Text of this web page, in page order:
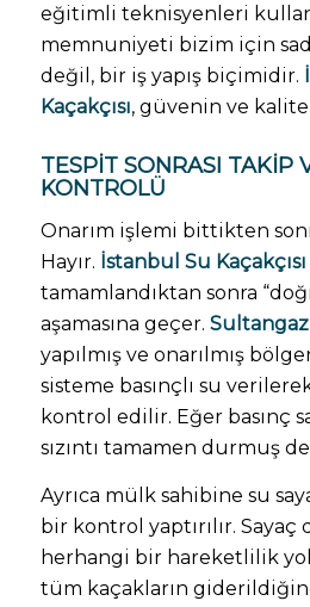
eğitimli teknisyenleri
memnuniyeti bizim için
değil, bir iş yapış biçimidir.
Kaçakçısı, güvenin ve
TESPIT SONRASI TAKIP
KONTROLÜ
Onarım işlemi bittikten
Hayır. İstanbul Su Kaçakçısı
tamamlandıktan sonra
aşamasına geçer.
yapılmış ve onarılmış
sisteme basınçlı su
kontrol edilir. Eğer basınç
sızıntı tamamen durmuş
Ayrıca mülk sahibine su
bir kontrol yaptırılır. Sayaç
herhangi bir hareketlilik
tüm kaçakların